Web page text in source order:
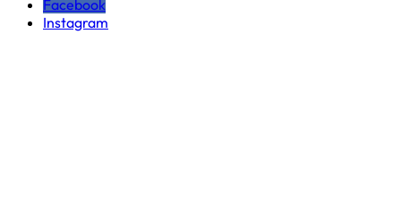
Facebook
Instagram